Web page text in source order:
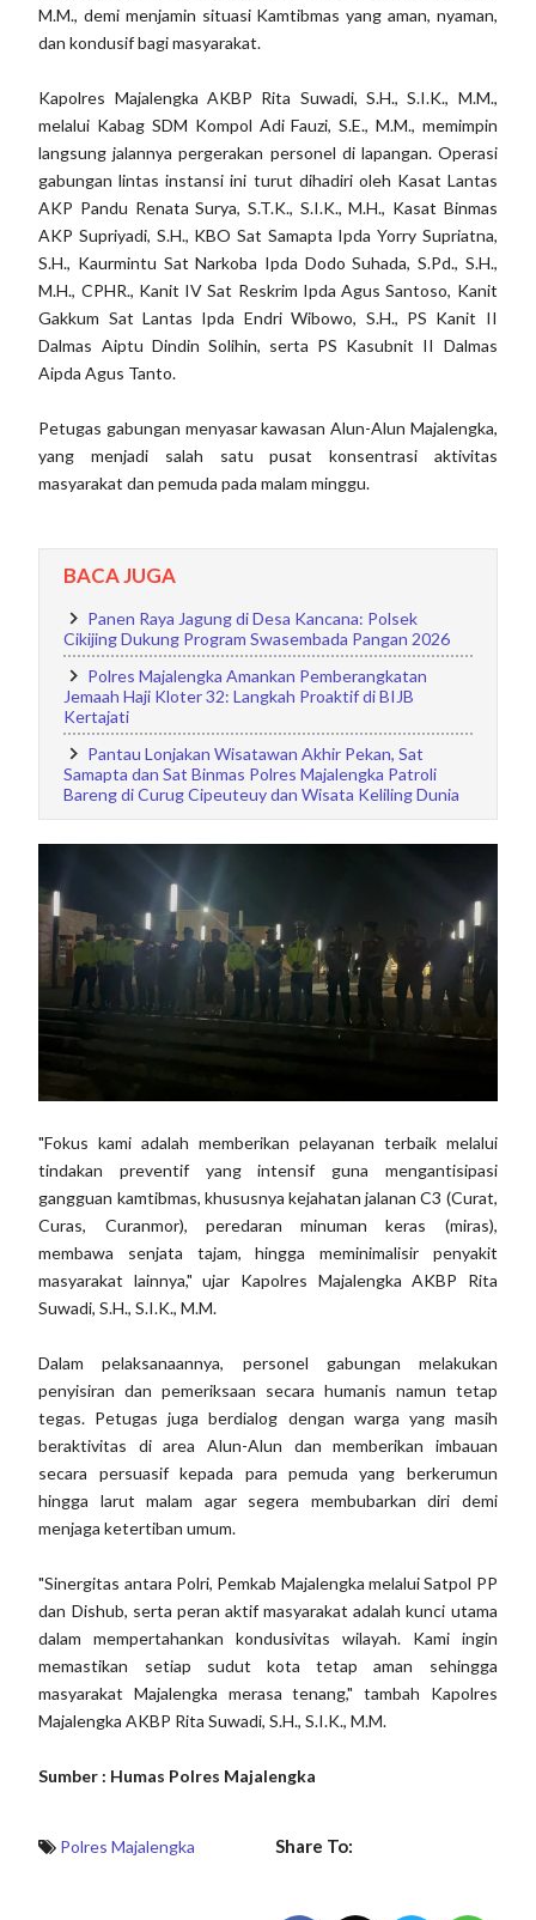
M.M., demi menjamin situasi Kamtibmas yang aman, nyaman,
dan kondusif bagi masyarakat.
Kapolres Majalengka AKBP Rita Suwadi, S.H., S.I.K., M.M.,
melalui Kabag SDM Kompol Adi Fauzi, S.E., M.M., memimpin
langsung jalannya pergerakan personel di lapangan. Operasi
gabungan lintas instansi ini turut dihadiri oleh Kasat Lantas
AKP Pandu Renata Surya, S.T.K., S.I.K., M.H., Kasat Binmas
AKP Supriyadi, S.H., KBO Sat Samapta Ipda Yorry Supriatna,
S.H., Kaurmintu Sat Narkoba Ipda Dodo Suhada, S.Pd., S.H.,
M.H., CPHR., Kanit IV Sat Reskrim Ipda Agus Santoso, Kanit
Gakkum Sat Lantas Ipda Endri Wibowo, S.H., PS Kanit II
Dalmas Aiptu Dindin Solihin, serta PS Kasubnit II Dalmas
Aipda Agus Tanto.
Petugas gabungan menyasar kawasan Alun-Alun Majalengka,
yang menjadi salah satu pusat konsentrasi aktivitas
masyarakat dan pemuda pada malam minggu.
BACA JUGA
Panen Raya Jagung di Desa Kancana: Polsek
Cikijing Dukung Program Swasembada Pangan 2026
Polres Majalengka Amankan Pemberangkatan
Jemaah Haji Kloter 32: Langkah Proaktif di BIJB
Kertajati
Pantau Lonjakan Wisatawan Akhir Pekan, Sat
Samapta dan Sat Binmas Polres Majalengka Patroli
Bareng di Curug Cipeuteuy dan Wisata Keliling Dunia
"Fokus kami adalah memberikan pelayanan terbaik melalui
tindakan preventif yang intensif guna mengantisipasi
gangguan kamtibmas, khususnya kejahatan jalanan C3 (Curat,
Curas, Curanmor), peredaran minuman keras (miras),
membawa senjata tajam, hingga meminimalisir penyakit
masyarakat lainnya," ujar Kapolres Majalengka AKBP Rita
Suwadi, S.H., S.I.K., M.M.
Dalam pelaksanaannya, personel gabungan melakukan
penyisiran dan pemeriksaan secara humanis namun tetap
tegas. Petugas juga berdialog dengan warga yang masih
beraktivitas di area Alun-Alun dan memberikan imbauan
secara persuasif kepada para pemuda yang berkerumun
hingga larut malam agar segera membubarkan diri demi
menjaga ketertiban umum.
"Sinergitas antara Polri, Pemkab Majalengka melalui Satpol PP
dan Dishub, serta peran aktif masyarakat adalah kunci utama
dalam mempertahankan kondusivitas wilayah. Kami ingin
memastikan setiap sudut kota tetap aman sehingga
masyarakat Majalengka merasa tenang," tambah Kapolres
Majalengka AKBP Rita Suwadi, S.H., S.I.K., M.M.
Sumber : Humas Polres Majalengka
Polres Majalengka Share To: